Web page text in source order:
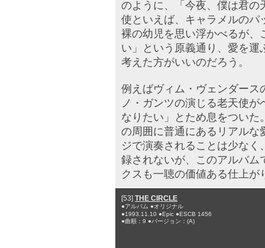
のように、「今夜、僕は君の
使といえば、キャラメルのパ
裸の幼児を思い浮かべるが、
い」という原義通り、愛を
考えた方がいいのだろう。
例えばヴィム・ヴェンダース
ノ・ガンツの演じる老天使
なりたい」とため息をつい
の周囲に普通にあるリアルな
ジで演奏されることは少な
録されないが、このアルバム
クスも一聴の価値ある仕上が
[53] THE CIRCLE
●アルバム ●オリジナル
●1993.11.10 ●Epic ●ESCB 1456
●曲順：9 ●バージョン：(A)